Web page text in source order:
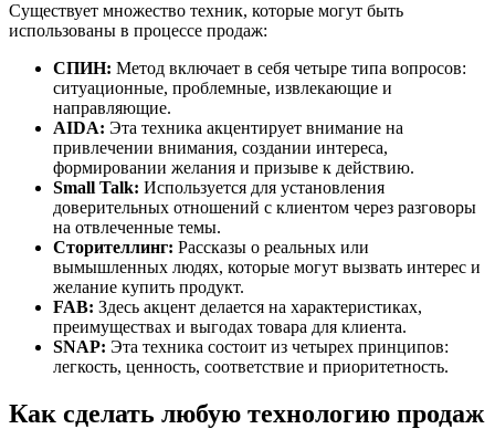
Существует множество техник, которые могут быть
использованы в процессе продаж:
СПИН: Метод включает в себя четыре типа вопросов:
ситуационные, проблемные, извлекающие и
направляющие.
AIDA: Эта техника акцентирует внимание на
привлечении внимания, создании интереса,
формировании желания и призыве к действию.
Small Talk: Используется для установления
доверительных отношений с клиентом через разговоры
на отвлеченные темы.
Сторителлинг: Рассказы о реальных или
вымышленных людях, которые могут вызвать интерес и
желание купить продукт.
FAB: Здесь акцент делается на характеристиках,
преимуществах и выгодах товара для клиента.
SNAP: Эта техника состоит из четырех принципов:
легкость, ценность, соответствие и приоритетность.
Как сделать любую технологию продаж